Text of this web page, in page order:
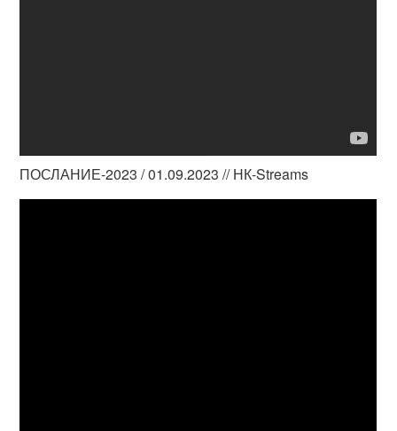
ПОСЛАНИЕ-2023 / 01.09.2023 // НК-Streams